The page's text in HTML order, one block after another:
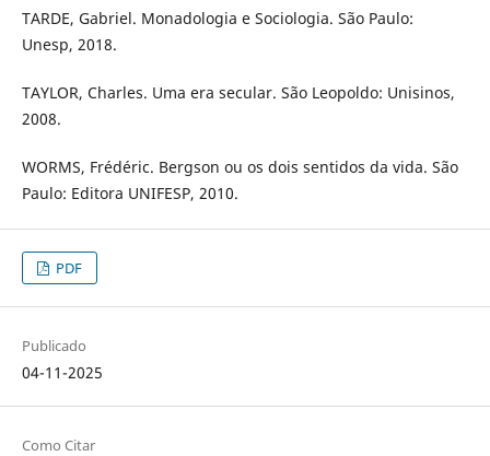
TARDE, Gabriel. Monadologia e Sociologia. São Paulo:
Unesp, 2018.
TAYLOR, Charles. Uma era secular. São Leopoldo: Unisinos,
2008.
WORMS, Frédéric. Bergson ou os dois sentidos da vida. São
Paulo: Editora UNIFESP, 2010.
PDF
Publicado
04-11-2025
Como Citar